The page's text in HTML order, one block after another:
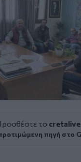
το
πηγή στο